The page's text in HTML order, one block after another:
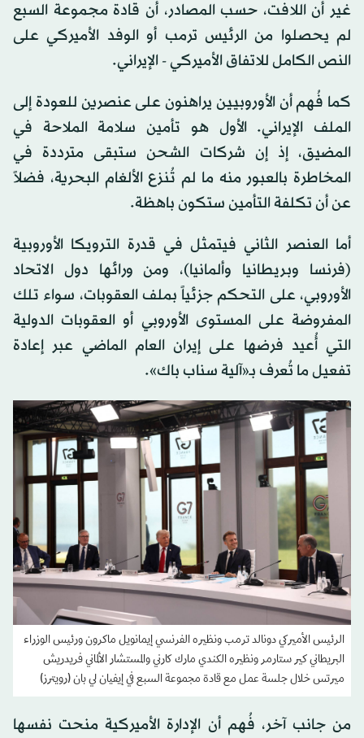
غير أن اللافت، حسب المصادر، أن قادة مجموعة السبع
لم يحصلوا من الرئيس ترمب أو الوفد الأميركي على
النص الكامل للاتفاق الأميركي - الإيراني.
كما فُهم أن الأوروبيين يراهنون على عنصرين للعودة إلى
الملف الإيراني. الأول هو تأمين سلامة الملاحة في
المضيق، إذ إن شركات الشحن ستبقى مترددة في
المخاطرة بالعبور منه ما لم تُنزع الألغام البحرية، فضلاً
عن أن تكلفة التأمين ستكون باهظة.
أما العنصر الثاني فيتمثل في قدرة الترويكا الأوروبية
(فرنسا وبريطانيا وألمانيا)، ومن ورائها دول الاتحاد
الأوروبي، على التحكم جزئياً بملف العقوبات، سواء تلك
المفروضة على المستوى الأوروبي أو العقوبات الدولية
التي أُعيد فرضها على إيران العام الماضي عبر إعادة
تفعيل ما تُعرف بـ«آلية سناب باك».
الرئيس الأميركي دونالد ترمب ونظيره الفرنسي إيمانويل ماكرون ورئيس الوزراء
البريطاني كير ستارمر ونظيره الكندي مارك كارني والمستشار الألماني فريدريش
ميرتس خلال جلسة عمل مع قادة مجموعة السبع في إيفيان لي بان (رويترز)
من جانب آخر، فُهم أن الإدارة الأميركية منحت نفسها